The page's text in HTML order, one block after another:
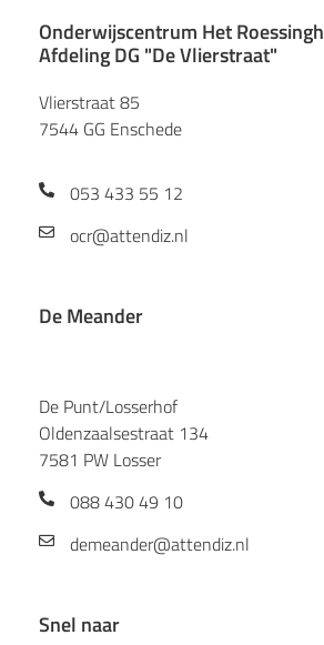
Onderwijscentrum Het Roessingh
Afdeling DG "De Vlierstraat"
Vlierstraat 85
7544 GG Enschede
053 433 55 12
ocr@attendiz.nl
De Meander
De Punt/Losserhof
Oldenzaalsestraat 134
7581 PW Losser
088 430 49 10
demeander@attendiz.nl
Snel naar